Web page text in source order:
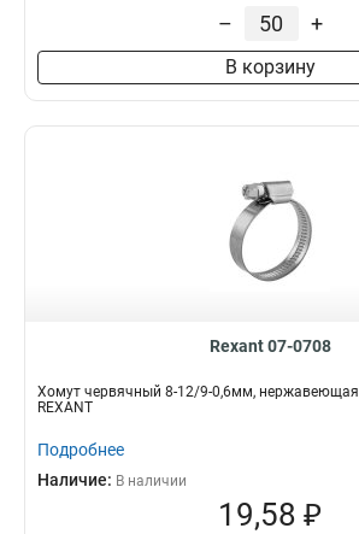
– +
В корзину
Rexant 07-0708
Хомут червячный 8-12/9-0,6мм, нержавеющая
REXANT
Подробнее
Наличие: В наличии
19,58 ₽